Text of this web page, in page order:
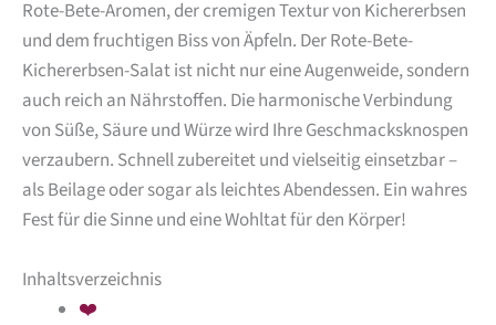
Rote-Bete-Aromen, der cremigen Textur von Kichererbsen
und dem fruchtigen Biss von Äpfeln. Der Rote-Bete-
Kichererbsen-Salat ist nicht nur eine Augenweide, sondern
auch reich an Nährstoffen. Die harmonische Verbindung
von Süße, Säure und Würze wird Ihre Geschmacksknospen
verzaubern. Schnell zubereitet und vielseitig einsetzbar –
als Beilage oder sogar als leichtes Abendessen. Ein wahres
Fest für die Sinne und eine Wohltat für den Körper!
Inhaltsverzeichnis
❤️